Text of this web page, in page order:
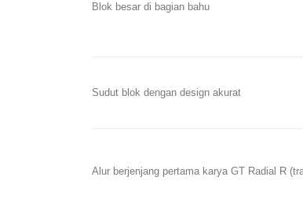
Blok besar di bagian bahu
Sudut blok dengan design akurat
Alur berjenjang pertama karya GT Radial R